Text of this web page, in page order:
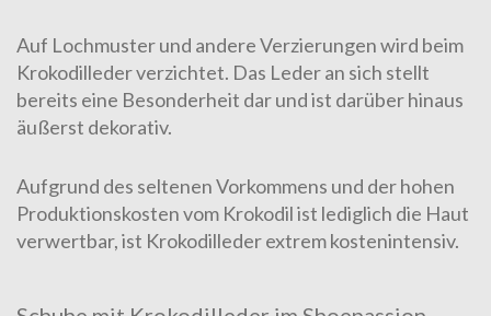
Auf Lochmusterund andere Verzierungen wird beim
Krokodilleder verzichtet. Das Leder an sich stellt
bereits eine Besonderheit dar und ist darüber hinaus
äußerst dekorativ.
Aufgrund des seltenen Vorkommens und der hohen
Produktionskosten vom Krokodil ist lediglich die Haut
verwertbar, ist Krokodilleder extrem kostenintensiv.